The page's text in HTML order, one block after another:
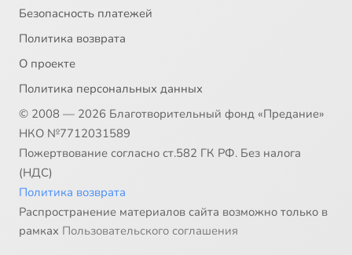
Безопасность платежей
Политика возврата
О проекте
Политика персональных данных
© 2008 — 2026 Благотворительный фонд «Предание»
НКО №7712031589
Пожертвование согласно ст.582 ГК РФ. Без налога
(НДС)
Политика возврата
Распространение материалов сайта возможно только в
рамках Пользовательского соглашения